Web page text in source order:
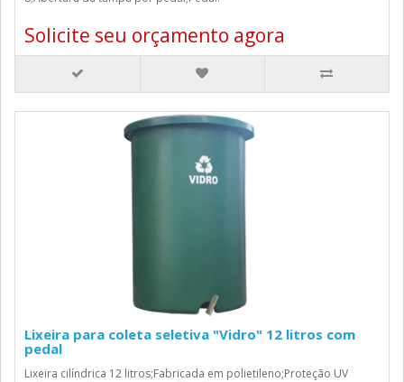
Solicite seu orçamento agora
Lixeira para coleta seletiva "Vidro" 12 litros com
pedal
Lixeira cilíndrica 12 litros;Fabricada em polietileno;Proteção UV